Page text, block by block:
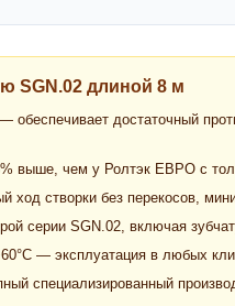
SGN.02 длиной 8 м
достаточный
выше, чем у Ролтэк ЕВРО с
ход створки без перекосов,
серии SGN.02, включая
— эксплуатация в любых
специализированный